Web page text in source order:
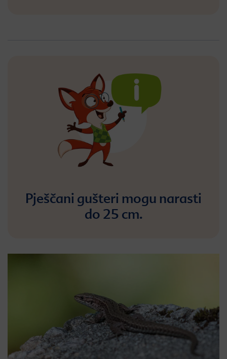
Pješčani gušteri mogu narasti
do 25 cm.